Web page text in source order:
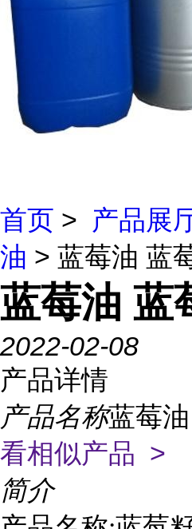
首页 > 产品展
油 > 蓝莓油 蓝
蓝莓油 蓝
2022-02-08
产品详情
产品名称蓝莓
看相似产品 >
简介